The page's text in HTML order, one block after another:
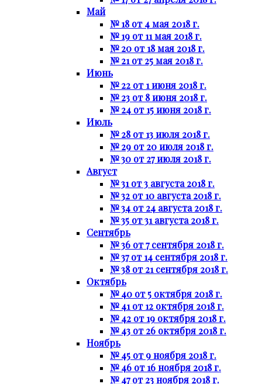
Май
№ 18 от 4 мая 2018 г.
№ 19 от 11 мая 2018 г.
№ 20 от 18 мая 2018 г.
№ 21 от 25 мая 2018 г.
Июнь
№ 22 от 1 июня 2018 г.
№ 23 от 8 июня 2018 г.
№ 24 от 15 июня 2018 г.
Июль
№ 28 от 13 июля 2018 г.
№ 29 от 20 июля 2018 г.
№ 30 от 27 июля 2018 г.
Август
№ 31 от 3 августа 2018 г.
№ 32 от 10 августа 2018 г.
№ 34 от 24 августа 2018 г.
№ 35 от 31 августа 2018 г.
Сентябрь
№ 36 от 7 сентября 2018 г.
№ 37 от 14 сентября 2018 г.
№ 38 от 21 сентября 2018 г.
Октябрь
№ 40 от 5 октября 2018 г.
№ 41 от 12 октября 2018 г.
№ 42 от 19 октября 2018 г.
№ 43 от 26 октября 2018 г.
Ноябрь
№ 45 от 9 ноября 2018 г.
№ 46 от 16 ноября 2018 г.
№ 47 от 23 ноября 2018 г.